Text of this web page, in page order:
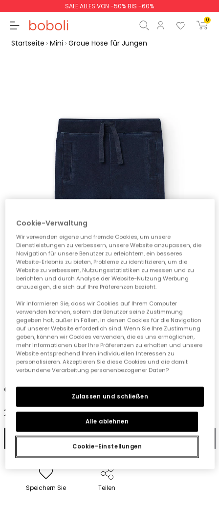
SALE ALLES VON -50% BIS -60%
0
Gesamtbetrag
weiter Start der Bestellung
Startseite Mini Graue Hose für Jungen
1 2 3 4 5
Graue Hose für Jungen
22,95 €
In den Warenkorb
Speichern Sie Teilen
Cookie-Verwaltung
Wir verwenden eigene und fremde Cookies, um unsere
Dienstleistungen zu verbessern, unsere Website anzupassen, die
Navigation für unsere Benutzer zu erleichtern, ein besseres
Website-Erlebnis zu bieten, Probleme zu identifizieren, um die
Website zu verbessern, Nutzungsstatistiken zu messen und zu
berichten und durch Analyse der Website-Nutzung Werbung
anzuzeigen, die sich auf Ihre Präferenzen bezieht.
Wir informieren Sie, dass wir Cookies auf Ihrem Computer
verwenden können, sofern der Benutzer seine Zustimmung
gegeben hat, außer in Fällen, in denen Cookies für die Navigation
auf unserer Website erforderlich sind. Wenn Sie Ihre Zustimmung
geben, können wir Cookies verwenden, die es uns ermöglichen,
mehr Informationen über Ihre Präferenzen zu erhalten und unsere
Website entsprechend Ihren individuellen Interessen zu
personalisieren. Akzeptieren Sie diese Cookies und die damit
verbundene Verarbeitung personenbezogener Daten?
Cookie-Einstellungen
Alle ablehnen
Zulassen und schließen